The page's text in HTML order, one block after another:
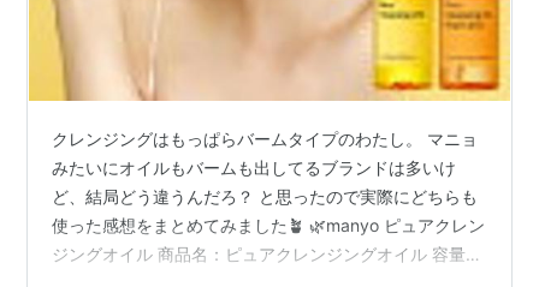
クレンジングはもっぱらバームタイプのわたし。 マニョ
みたいにオイルもバームも出してるブランドは多いけ
ど、結局どう違うんだろ？ と思ったので実際にどちらも
使った感想をまとめてみました🪴 🌿manyo ピュアクレン
ジングオイル 商品名：ピュアクレンジングオイル 容量：